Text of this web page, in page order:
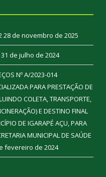
28 de novembro de 2025
31 de julho de 2024
Nº A/2023-014
PARA PRESTAÇÃO DE
COLETA, TRANSPORTE,
E DESTINO FINAL
DE IGARAPÉ AÇU, PARA
MUNICIPAL DE SAÚDE
fevereiro de 2024